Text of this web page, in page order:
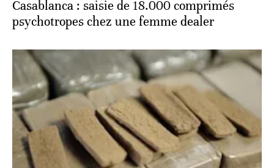
Casablanca : saisie de 18.000 comprimés
psychotropes chez une femme dealer